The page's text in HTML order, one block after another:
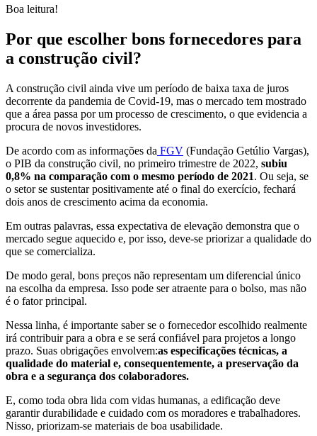
Boa leitura!
Por que escolher bons fornecedores para
a construção civil?
A construção civil ainda vive um período de baixa taxa de juros
decorrente da pandemia de Covid-19, mas o mercado tem mostrado
que a área passa por um processo de crescimento, o que evidencia a
procura de novos investidores.
De acordo com as informações da FGV (Fundação Getúlio Vargas),
o PIB da construção civil, no primeiro trimestre de 2022, subiu
0,8% na comparação com o mesmo período de 2021. Ou seja, se
o setor se sustentar positivamente até o final do exercício, fechará
dois anos de crescimento acima da economia.
Em outras palavras, essa expectativa de elevação demonstra que o
mercado segue aquecido e, por isso, deve-se priorizar a qualidade do
que se comercializa.
De modo geral, bons preços não representam um diferencial único
na escolha da empresa. Isso pode ser atraente para o bolso, mas não
é o fator principal.
Nessa linha, é importante saber se o fornecedor escolhido realmente
irá contribuir para a obra e se será confiável para projetos a longo
prazo. Suas obrigações envolvem:as especificações técnicas, a
qualidade do material e, consequentemente, a preservação da
obra e a segurança dos colaboradores.
E, como toda obra lida com vidas humanas, a edificação deve
garantir durabilidade e cuidado com os moradores e trabalhadores.
Nisso, priorizam-se materiais de boa usabilidade.